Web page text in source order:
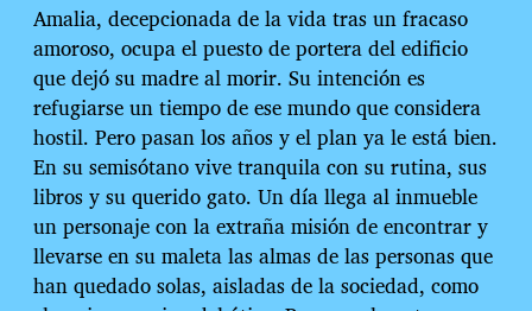
Amalia, decepcionada de la vida tras un fracaso
amoroso, ocupa el puesto de portera del edificio
que dejó su madre al morir. Su intención es
refugiarse un tiempo de ese mundo que considera
hostil. Pero pasan los años y el plan ya le está bien.
En su semisótano vive tranquila con su rutina, sus
libros y su querido gato. Un día llega al inmueble
un personaje con la extraña misión de encontrar y
llevarse en su maleta las almas de las personas que
han quedado solas, aisladas de la sociedad, como